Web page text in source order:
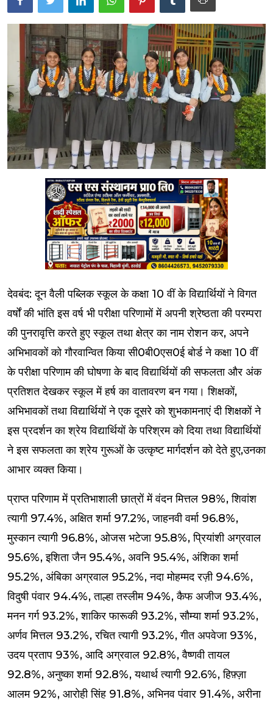
देवबंद: दून वैली पब्लिक स्कूल के कक्षा 10 वीं के विद्यार्थियों ने विगत
वर्षों की भांति इस वर्ष भी परीक्षा परिणामों में अपनी श्रेष्ठता की परम्परा
की पुनरावृत्ति करते हुए स्कूल तथा क्षेत्र का नाम रोशन कर, अपने
अभिभावकों को गौरवान्वित किया सी0बी0एस0ई बोर्ड ने कक्षा 10 वीं
के परीक्षा परिणाम की घोषणा के बाद विद्यार्थियों की सफलता और अंक
प्रतिशत देखकर स्कूल में हर्ष का वातावरण बन गया। शिक्षकों,
अभिभावकों तथा विद्यार्थियों ने एक दूसरे को शुभकामनाएं दी शिक्षकों ने
इस प्रदर्शन का श्रेय विद्यार्थियों के परिश्रम को दिया तथा विद्यार्थियों
ने इस सफलता का श्रेय गुरूओं के उत्कृष्ट मार्गदर्शन को देते हुए,उनका
आभार व्यक्त किया।
प्राप्त परिणाम में प्रतिभाशाली छात्रों में वंदन मित्तल 98%, शिवांश
त्यागी 97.4%, अक्षित शर्मा 97.2%, जाहनवी वर्मा 96.8%,
मुस्कान त्यागी 96.8%, ओजस भटेजा 95.8%, प्रियांशी अग्रवाल
95.6%, इशिता जैन 95.4%, अवनि 95.4%, अंशिका शर्मा
95.2%, अंबिका अग्रवाल 95.2%, नदा मोहम्मद रज़ी 94.6%,
विदुषी पंवार 94.4%, ताल्हा तस्लीम 94%, कैफ अजीज 93.4%,
मनन गर्ग 93.2%, शाकिर फारूकी 93.2%, सौम्या शर्मा 93.2%,
अर्णव मित्तल 93.2%, रचित त्यागी 93.2%, गीत अपवेजा 93%,
उदय प्रताप 93%, आदि अग्रवाल 92.8%, वैष्णवी तायल
92.8%, अनुष्का शर्मा 92.8%, यथार्थ त्यागी 92.6%, हिफ़्ज़ा
आलम 92%, आरोही सिंह 91.8%, अभिनव पंवार 91.4%, अरीना